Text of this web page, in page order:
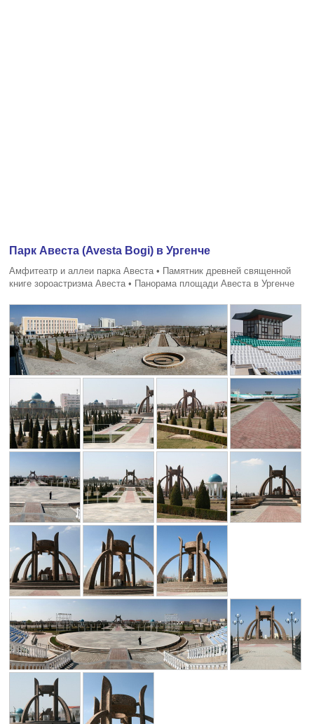
Парк Авеста (Avesta Bogi) в Ургенче
Амфитеатр и аллеи парка Авеста • Памятник древней священной
книге зороастризма Авеста • Панорама площади Авеста в Ургенче